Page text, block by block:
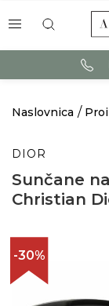
Naslovnica
DIOR
Sunčane
Christian
-30%